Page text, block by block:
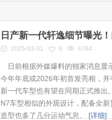
日产新一代轩逸细节曝光
2025-03-31 0 4784
日前根据外媒爆料的独家消息显
今年年底或2026年初首发亮相，
新一代车型也有望在同期正式推出
N7车型相似的外观设计，配备全
造型也多了几分运动气息。 [详细]